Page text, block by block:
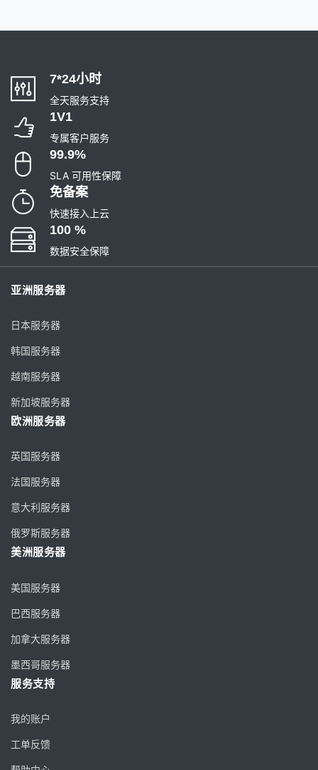
7*24小时
全天服务支持
1V1
专属客户服务
99.9%
SLA 可用性保障
免备案
快速接入上云
100 %
数据安全保障
亚洲服务器
日本服务器
韩国服务器
越南服务器
新加坡服务器
欧洲服务器
英国服务器
法国服务器
意大利服务器
俄罗斯服务器
美洲服务器
美国服务器
巴西服务器
加拿大服务器
墨西哥服务器
服务支持
我的账户
工单反馈